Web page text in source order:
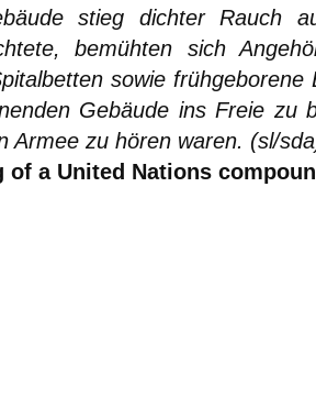
stieg dichter Rauch
bemühten sich
sowie frühgeborene
Gebäude ins Freie zu
Armee zu hören waren. (sl/
of a United Nations